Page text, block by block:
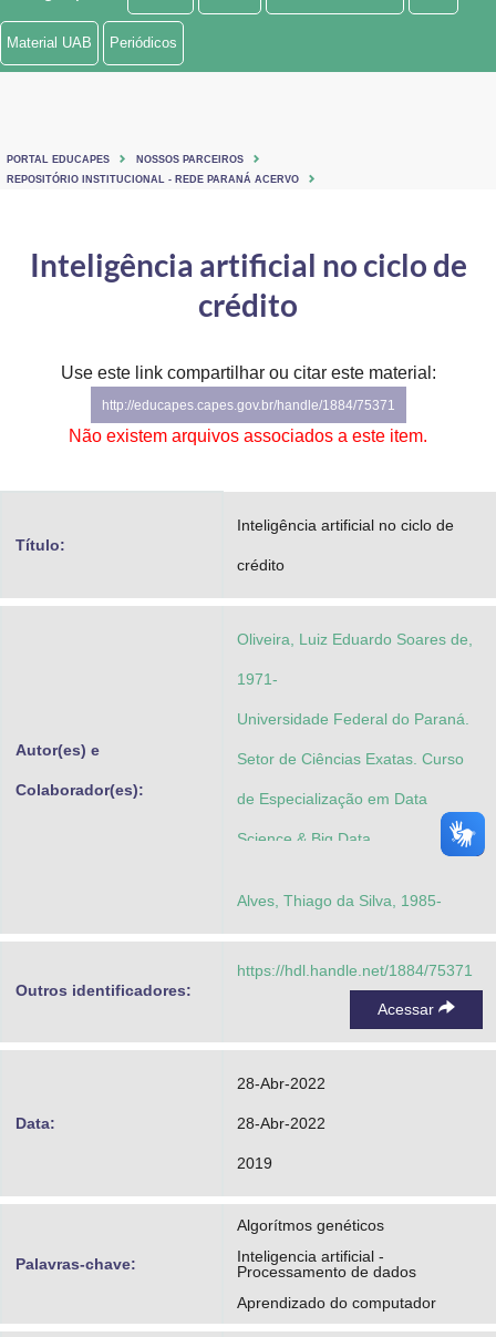
Ministério de Minas e Energia
Ministério do Turismo
Controladoria-Geral da União
Secretaria-Geral
Material UAB Periódicos
PORTAL EDUCAPES
NOSSOS PARCEIROS
REPOSITÓRIO INSTITUCIONAL - REDE PARANÁ ACERVO
Inteligência artificial no ciclo de
crédito
Use este link compartilhar ou citar este material:
http://educapes.capes.gov.br/handle/1884/75371
Não existem arquivos associados a este item.
Título:
Inteligência artificial no ciclo de
crédito
Autor(es) e
Colaborador(es):
Oliveira, Luiz Eduardo Soares de,
1971-
Universidade Federal do Paraná.
Setor de Ciências Exatas. Curso
de Especialização em Data
Science & Big Data
Alves, Thiago da Silva, 1985-
Outros identificadores:
https://hdl.handle.net/1884/75371
Acessar
Data:
28-Abr-2022
28-Abr-2022
2019
Palavras-chave:
Algorítmos genéticos
Inteligencia artificial -
Processamento de dados
Aprendizado do computador